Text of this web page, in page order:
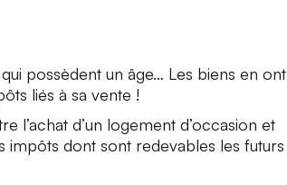
possèdent un âge… Les biens en ont
liés à sa vente !
l’achat d’un logement d’occasion et
impôts dont sont redevables les futurs